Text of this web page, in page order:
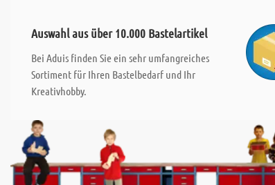
Auswahl aus über 10.000 Bastelartikel
Bei Aduis finden Sie ein sehr umfangreiches
Sortiment für Ihren Bastelbedarf und Ihr
Kreativhobby.